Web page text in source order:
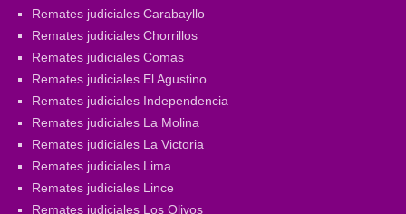
Remates judiciales Carabayllo
Remates judiciales Chorrillos
Remates judiciales Comas
Remates judiciales El Agustino
Remates judiciales Independencia
Remates judiciales La Molina
Remates judiciales La Victoria
Remates judiciales Lima
Remates judiciales Lince
Remates judiciales Los Olivos